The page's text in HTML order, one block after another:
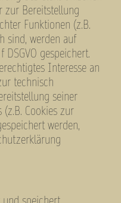
zur Bereitstellung
Funktionen (z.B.
sind, werden auf
DSGVO gespeichert.
Interesse an
technisch
seiner
(z.B. Cookies zur
werden,